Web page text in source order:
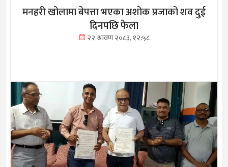
मनहरी खोलामा बेपत्ता भएका अशोक प्रजाको शव दुई
दिनपछि फेला
२२ श्रावण २०८३, १२:५८